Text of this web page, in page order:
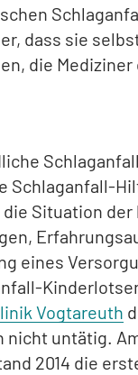
dass sie
die
Schlaganfall-
Situation
eines
Vogtareuth
nicht untätig.
2014 die